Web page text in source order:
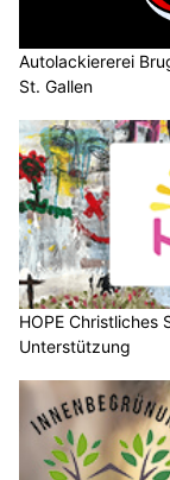
Autolackiererei
St. Gallen
HOPE Christliches
Unterstützung